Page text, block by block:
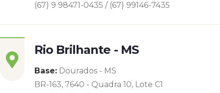
(67) 9 98471-0435 / (67) 99146-7435
Rio Brilhante - MS
Base: Dourados - MS
BR-163, 7640 - Quadra 10, Lote C1